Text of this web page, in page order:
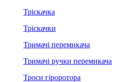
Тріскачка
Тріскачки
Тримачі перемикача
Тримачі ручки перемикача
Троси гіроротора